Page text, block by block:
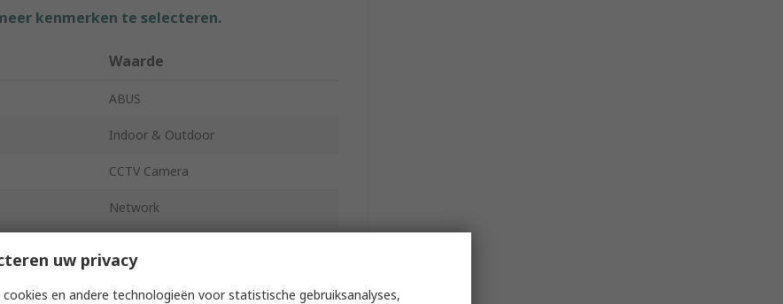
kenmerken te selecteren.
Waarde
ABUS
Indoor & Outdoor
CCTV Camera
Network
uw privacy
cookies en andere technologieën voor statistische gebruiksanalyses,